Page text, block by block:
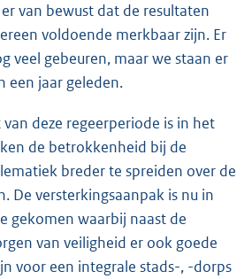
van bewust dat de resultaten
voldoende merkbaar zijn. Er
veel gebeuren, maar we staan er
een jaar geleden.
van deze regeerperiode is in het
de betrokkenheid bij de
breder te spreiden over de
De versterkingsaanpak is nu in
gekomen waarbij naast de
van veiligheid er ook goede
voor een integrale stads-, -dorps